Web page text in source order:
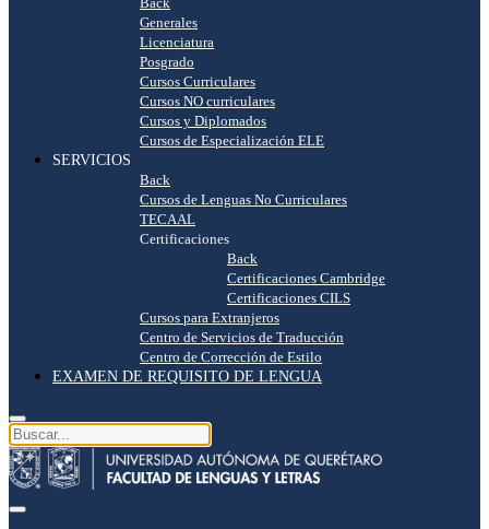
Back
Generales
Licenciatura
Posgrado
Cursos Curriculares
Cursos NO curriculares
Cursos y Diplomados
Cursos de Especialización ELE
SERVICIOS
Back
Cursos de Lenguas No Curriculares
TECAAL
Certificaciones
Back
Certificaciones Cambridge
Certificaciones CILS
Cursos para Extranjeros
Centro de Servicios de Traducción
Centro de Corrección de Estilo
EXAMEN DE REQUISITO DE LENGUA